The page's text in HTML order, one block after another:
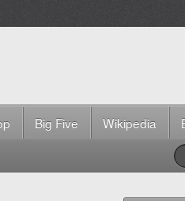
Big Five Wikipedia